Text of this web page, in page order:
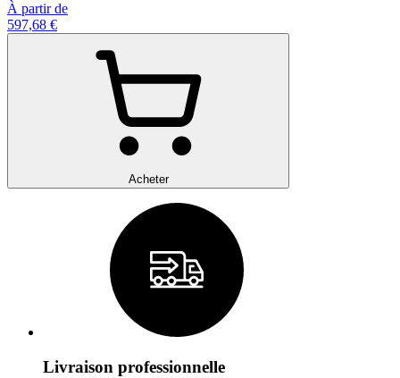
À partir de
597,68 €
Acheter
Livraison professionnelle